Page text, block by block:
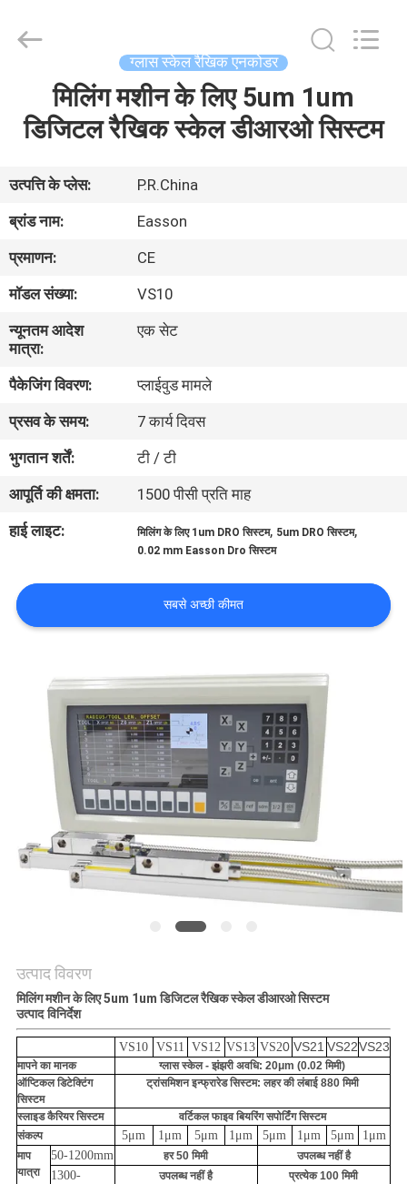
हमारे
बारे
कारखाना
दौरा
गुणवत्ता
नियंत्रण
हमसे
करें
मामले
साइटमैप
PRIVACY
POLICY
Technology
ग्लास स्केल रैखिक एनकोडर
मिलिंग मशीन के लिए 5um 1um
डिजिटल रैखिक स्केल डीआरओ सिस्टम
उत्पत्ति के प्लेस:
P.R.China
ब्रांड नाम:
Easson
प्रमाणन:
CE
मॉडल संख्या:
VS10
न्यूनतम आदेश
मात्रा:
एक सेट
पैकेजिंग विवरण:
प्लाईवुड मामले
प्रसव के समय:
7 कार्य दिवस
भुगतान शर्तें:
टी / टी
आपूर्ति की क्षमता:
1500 पीसी प्रति माह
हाई लाइट:
मिलिंग के लिए 1um DRO सिस्टम, 5um DRO सिस्टम,
0.02 mm Easson Dro सिस्टम
सबसे अच्छी कीमत
उत्पाद विवरण
मिलिंग मशीन के लिए 5um 1um डिजिटल रैखिक स्केल डीआरओ सिस्टम
उत्पाद विनिर्देश
VS10 VS11 VS12 VS13 VS20 VS21 VS22VS23
मापने का मानक
ग्लास स्केल - झंझरी अवधि: 20μm (0.02 मिमी)
ऑप्टिकल डिटेक्टिंग
सिस्टम
ट्रांसमिशन इन्फ्रारेड सिस्टम: लहर की लंबाई 880 मिमी
स्लाइड कैरियर सिस्टम
वर्टिकल फाइव बियरिंग सपोर्टिंग सिस्टम
संकल्प
5μm 1μm 5μm 1μm 5μm 1μm 5μm 1μm
माप
यात्रा
50-1200mm हर 50 मिमी उपलब्ध नहीं है
1300-
उपलब्ध नहीं है प्रत्येक 100 मिमी